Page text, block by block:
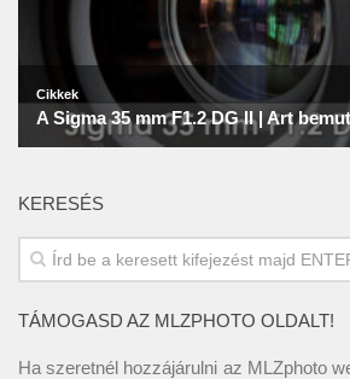
KERESÉS
TÁMOGASD AZ MLZPHOTO OLDALT!
Ha szeretnél hozzájárulni az MLZphoto